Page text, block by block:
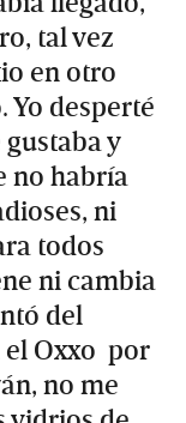
tal vez
en otro
Yo desperté
y
no habría
ni
todos
ni cambia
del
el Oxxo por
no me